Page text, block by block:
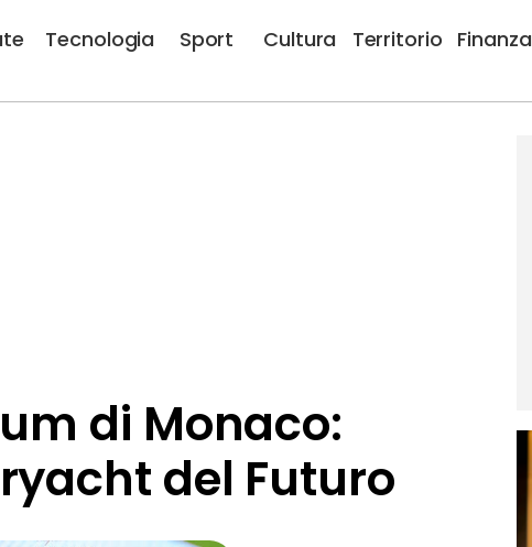
Tecnologia Sport Cultura Territorio Finanza
di Monaco:
del Futuro